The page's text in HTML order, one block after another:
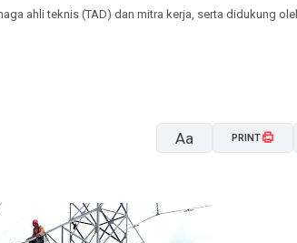
ahli teknis (TAD) dan mitra kerja, serta didukung
Aa PRINT